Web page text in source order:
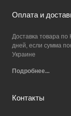
Оплата и
Доставка товара по
дней, если сумма
Украине
Подробнее...
Контакты